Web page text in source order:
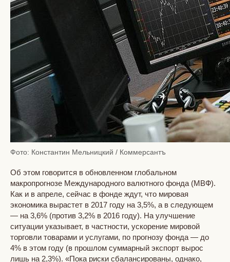
Фото: Константин Мельницкий / Коммерсантъ
Об этом говорится в обновленном глобальном
макропрогнозе Международного валютного фонда (МВФ).
Как и в апреле, сейчас в фонде ждут, что мировая
экономика вырастет в 2017 году на 3,5%, а в следующем
— на 3,6% (против 3,2% в 2016 году). На улучшение
ситуации указывает, в частности, ускорение мировой
торговли товарами и услугами, по прогнозу фонда — до
4% в этом году (в прошлом суммарный экспорт вырос
лишь на 2,3%). «Пока риски сбалансированы, однако,